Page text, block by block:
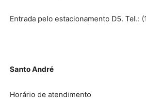
Entrada pelo estacionamento D5. Tel.:
Santo André
Horário de atendimento